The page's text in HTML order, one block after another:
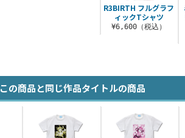
R3BIRTH フルグラフ
ィックTシャツ
¥6,600（税込）
この商品と同じ作品タイトルの商品